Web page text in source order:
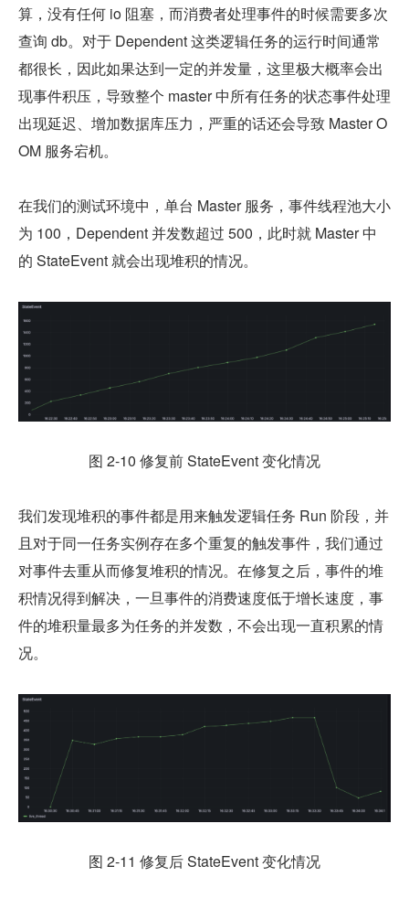
算，没有任何 io 阻塞，而消费者处理事件的时候需要多次
查询 db。对于 Dependent 这类逻辑任务的运行时间通常
都很长，因此如果达到一定的并发量，这里极大概率会出
现事件积压，导致整个 master 中所有任务的状态事件处理
出现延迟、增加数据库压力，严重的话还会导致 Master O
OM 服务宕机。
在我们的测试环境中，单台 Master 服务，事件线程池大小
为 100，Dependent 并发数超过 500，此时就 Master 中
的 StateEvent 就会出现堆积的情况。
图 2-10 修复前 StateEvent 变化情况
我们发现堆积的事件都是用来触发逻辑任务 Run 阶段，并
且对于同一任务实例存在多个重复的触发事件，我们通过
对事件去重从而修复堆积的情况。在修复之后，事件的堆
积情况得到解决，一旦事件的消费速度低于增长速度，事
件的堆积量最多为任务的并发数，不会出现一直积累的情
况。
图 2-11 修复后 StateEvent 变化情况